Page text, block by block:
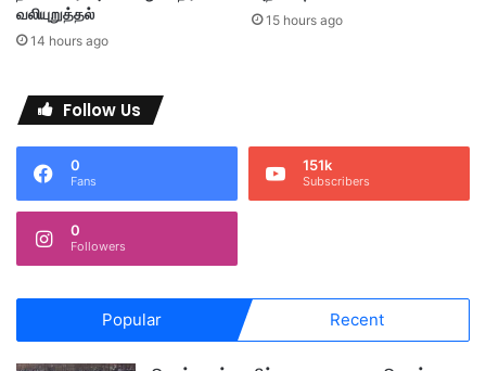
சு
ரே
தா
ஆ
வே
ம்
வலியுறுத்தல்
14 hours ago
15 hours ago
Follow Us
0
Fans
151k
Subscribers
0
Followers
Popular Recent